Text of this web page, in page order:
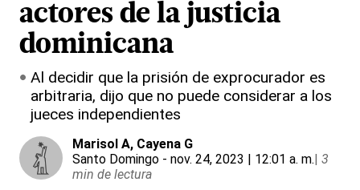
actores de la justicia
dominicana
Al decidir que la prisión de exprocurador es
arbitraria, dijo que no puede considerar a los
jueces independientes
Marisol A, Cayena G
Santo Domingo - nov. 24, 2023 | 12:01 a. m.| 3
min de lectura